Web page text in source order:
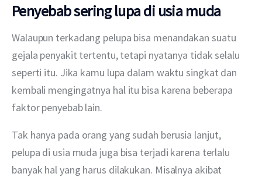
Penyebab sering lupa di usia muda
Walaupun terkadang pelupa bisa menandakan suatu
gejala penyakit tertentu, tetapi nyatanya tidak selalu
seperti itu. Jika kamu lupa dalam waktu singkat dan
kembali mengingatnya hal itu bisa karena beberapa
faktor penyebab lain.
Tak hanya pada orang yang sudah berusia lanjut,
pelupa di usia muda juga bisa terjadi karena terlalu
banyak hal yang harus dilakukan. Misalnya akibat